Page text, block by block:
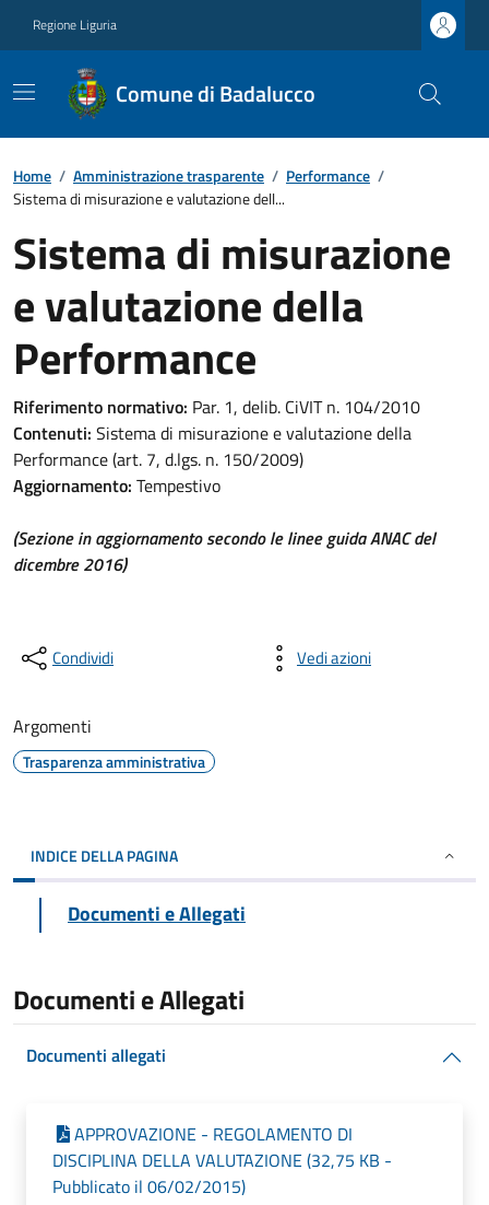
Regione Liguria
Comune di Badalucco
Home / Amministrazione trasparente / Performance /
Sistema di misurazione e valutazione dell...
Sistema di misurazione
e valutazione della
Performance
Riferimento normativo: Par. 1, delib. CiVIT n. 104/2010
Contenuti: Sistema di misurazione e valutazione della
Performance (art. 7, d.lgs. n. 150/2009)
Aggiornamento: Tempestivo
(Sezione in aggiornamento secondo le linee guida ANAC del
dicembre 2016)
Condividi Vedi azioni
Argomenti
Trasparenza amministrativa
INDICE DELLA PAGINA
Documenti e Allegati
Documenti e Allegati
Documenti allegati
APPROVAZIONE - REGOLAMENTO DI
DISCIPLINA DELLA VALUTAZIONE (32,75 KB -
Pubblicato il 06/02/2015)